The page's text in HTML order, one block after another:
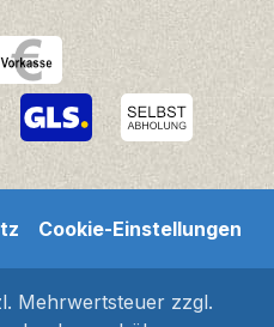
Cookie-Einstellungen
Mehrwertsteuer zzgl.